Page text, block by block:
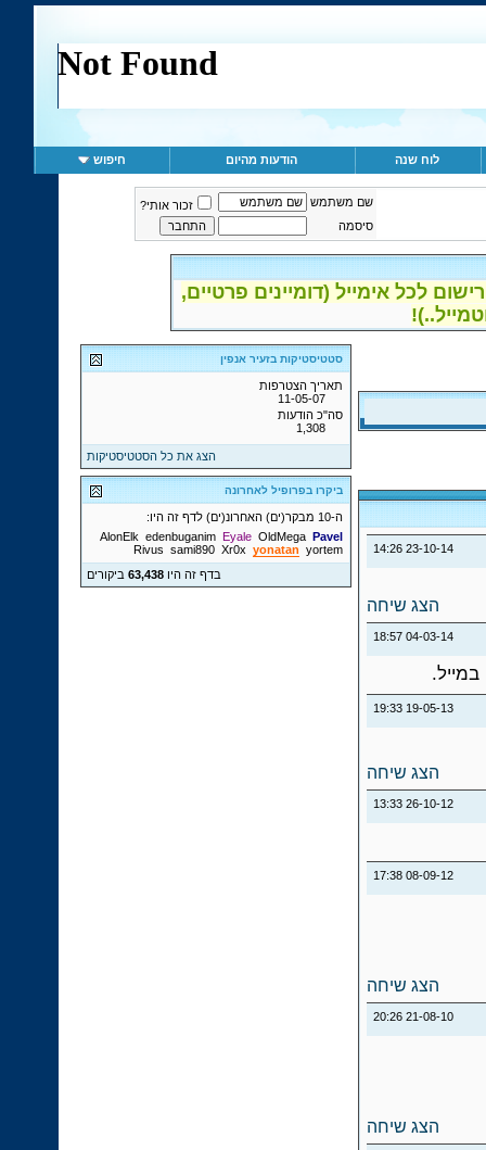
לוח שנה הודעות מהיום חיפוש
שם משתמש
זכור אותי?
סיסמה
לכל אימייל (דומיינים פרטיים,
23-10-14
14:26
הצג שיחה
04-03-14
18:57
19-05-13
19:33
הצג שיחה
26-10-12
13:33
08-09-12
17:38
הצג שיחה
21-08-10
20:26
הצג שיחה
סטטיסטיקות בזעיר אנפין
תאריך הצטרפות
11-05-07
סה"כ הודעות
1,308
הצג את כל הסטטיסטיקות
ביקרו בפרופיל לאחרונה
ה-10 מבקר(ים) האחרונ(ים) לדף זה היו:
AlonElk edenbuganim Eyale OldMega Pavel
Rivus sami890 Xr0x yonatan yortem
בדף זה היו63,438 ביקורים